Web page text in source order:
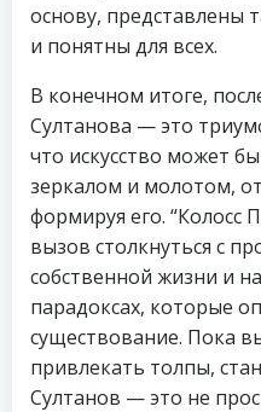
основу, представлены
и понятны для всех.
В конечном итоге,
Султанова — это
что искусство может
зеркалом и молотом,
формируя его. “Колосс
вызов столкнуться с
собственной жизни и
парадоксах, которые
существование. Пока
привлекать толпы,
Султанов — это не